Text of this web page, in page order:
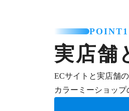
POINT1
実店舗
ECサイトと実店舗
カラーミーショッ